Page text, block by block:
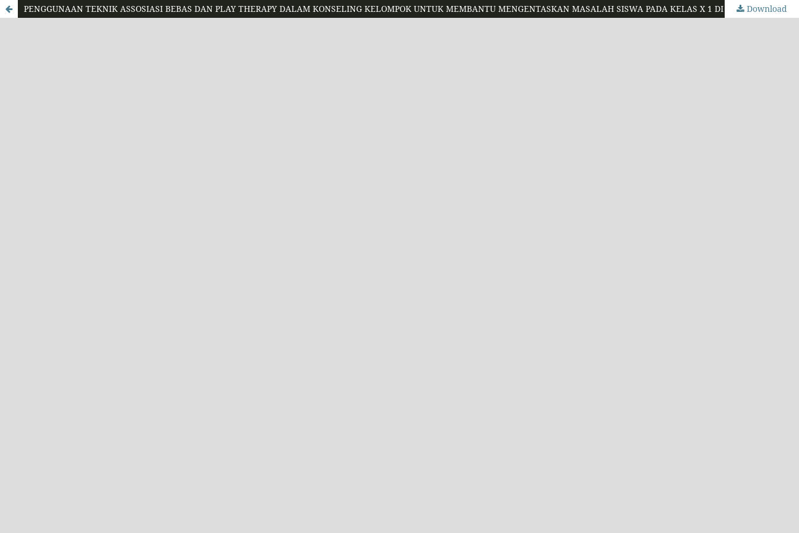
PENGGUNAAN TEKNIK ASSOSIASI BEBAS DAN PLAY THERAPY DALAM KONSELING KELOMPOK UNTUK MEMBANTU MENGENTASKAN MASALAH SISWA PADA KELAS X 1 DI SMAN TEGALOMBO
Download